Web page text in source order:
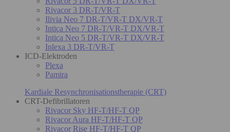
Rivacor 3 DR-T/VR-T
Ilivia Neo 7 DR-T/VR-T DX/VR-T
Intica Neo 7 DR-T/VR-T DX/VR-T
Intica Neo 5 DR-T/VR-T DX/VR-T
Inlexa 3 DR-T/VR-T
ICD-Elektroden
Plexa
Pamira
Kardiale Resynchronisationstherapie (CRT)
CRT-Defibrillatoren
Rivacor Sky HF-T/HF-T QP
Rivacor Aura HF-T/HF-T QP
Rivacor Rise HF-T/HF-T QP